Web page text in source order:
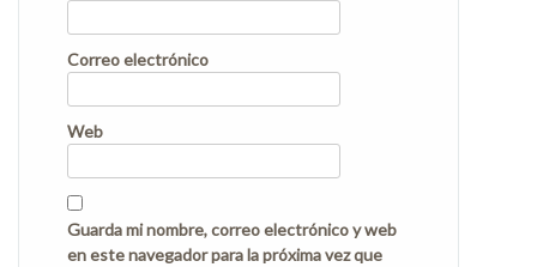
Correo electrónico
Web
Guarda mi nombre, correo electrónico y web
en este navegador para la próxima vez que